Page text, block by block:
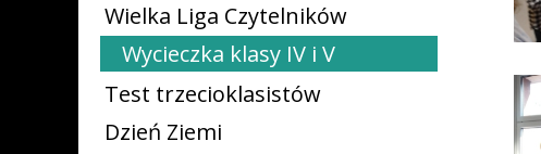
Wielka Liga Czytelników
Wycieczka klasy IV i V
Test trzecioklasistów
Dzień Ziemi